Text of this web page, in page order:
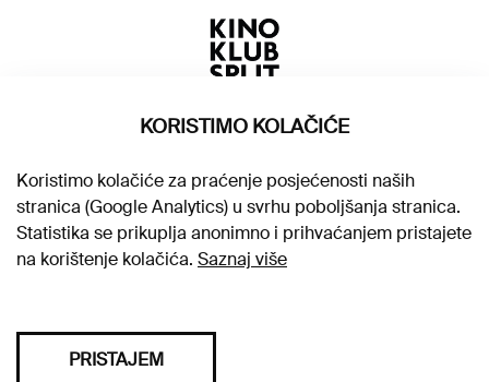
KORISTIMO KOLAČIĆE
Koristimo kolačiće za praćenje posjećenosti naših
stranica (Google Analytics) u svrhu poboljšanja stranica.
Statistika se prikuplja anonimno i prihvaćanjem pristajete
na korištenje kolačića. Saznaj više
PRISTAJEM